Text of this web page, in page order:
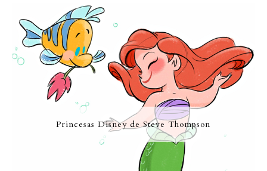
Princesas Disney de Steve Thompson